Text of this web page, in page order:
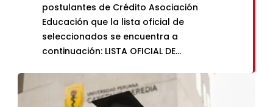
postulantes de Crédito Asociación
Educación que la lista oficial de
seleccionados se encuentra a
continuación: LISTA OFICIAL DE